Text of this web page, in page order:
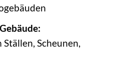
Scheunen,